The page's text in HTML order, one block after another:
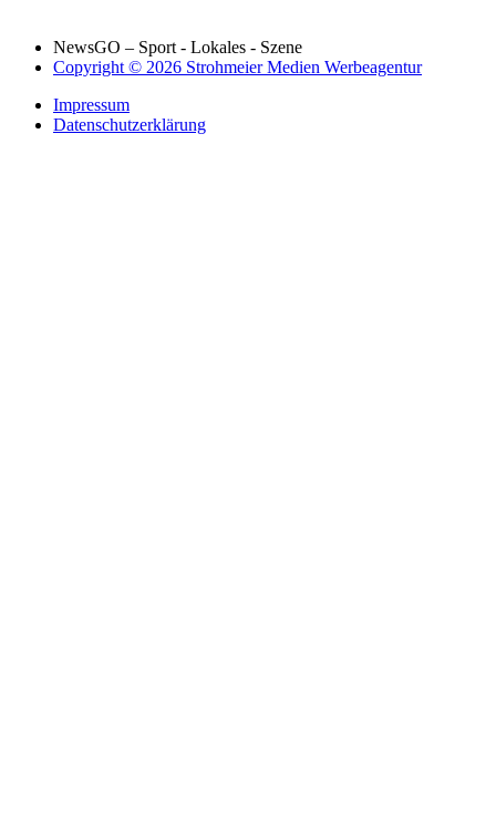
NewsGO – Sport - Lokales - Szene
Copyright © 2026 Strohmeier Medien Werbeagentur
Impressum
Datenschutzerklärung